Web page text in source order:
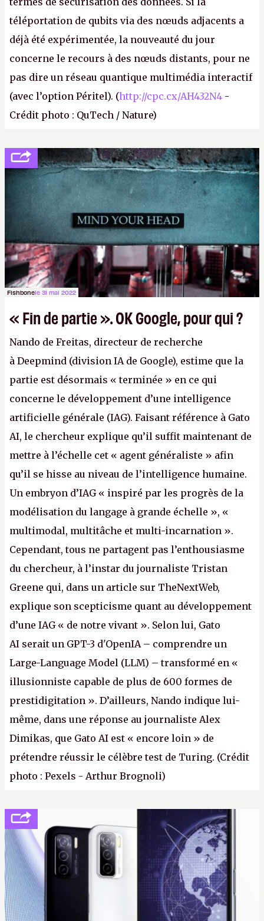
téléportation de qubits via des nœuds adjacents a
déjà été expérimentée, la nouveauté du jour
concerne le recours à des nœuds distants, pour ne
pas dire un réseau quantique multimédia interactif
(avec l’option Péritel). (http://cpc.cx/AH432N4 -
Crédit photo : QuTech / Nature)
Fishbonele 31 mai 2022
« Fin de partie ». OK Google, pour qui ?
Nando de Freitas, directeur de recherche
à Deepmind (division IA de Google), estime que la
partie est désormais « terminée » en ce qui
concerne le développement d’une intelligence
artificielle générale (IAG). Faisant référence à Gato
AI, le chercheur explique qu’il suffit maintenant de
mettre à l’échelle cet « agent généraliste » afin
qu’il se hisse au niveau de l’intelligence humaine.
Un embryon d’IAG « inspiré par les progrès de la
modélisation du langage à grande échelle », «
multimodal, multitâche et multi-incarnation ».
Cependant, tous ne partagent pas l’enthousiasme
du chercheur, à l’instar du journaliste Tristan
Greene qui, dans un article sur TheNextWeb,
explique son scepticisme quant au développement
d’une IAG « de notre vivant ». Selon lui, Gato
AI serait un GPT-3 d'OpenIA – comprendre un
Large-Language Model (LLM) – transformé en «
illusionniste capable de plus de 600 formes de
prestidigitation ». D’ailleurs, Nando indique lui-
même, dans une réponse au journaliste Alex
Dimikas, que Gato AI est « encore loin » de
prétendre réussir le célèbre test de Turing. (Crédit
photo : Pexels - Arthur Brognoli)